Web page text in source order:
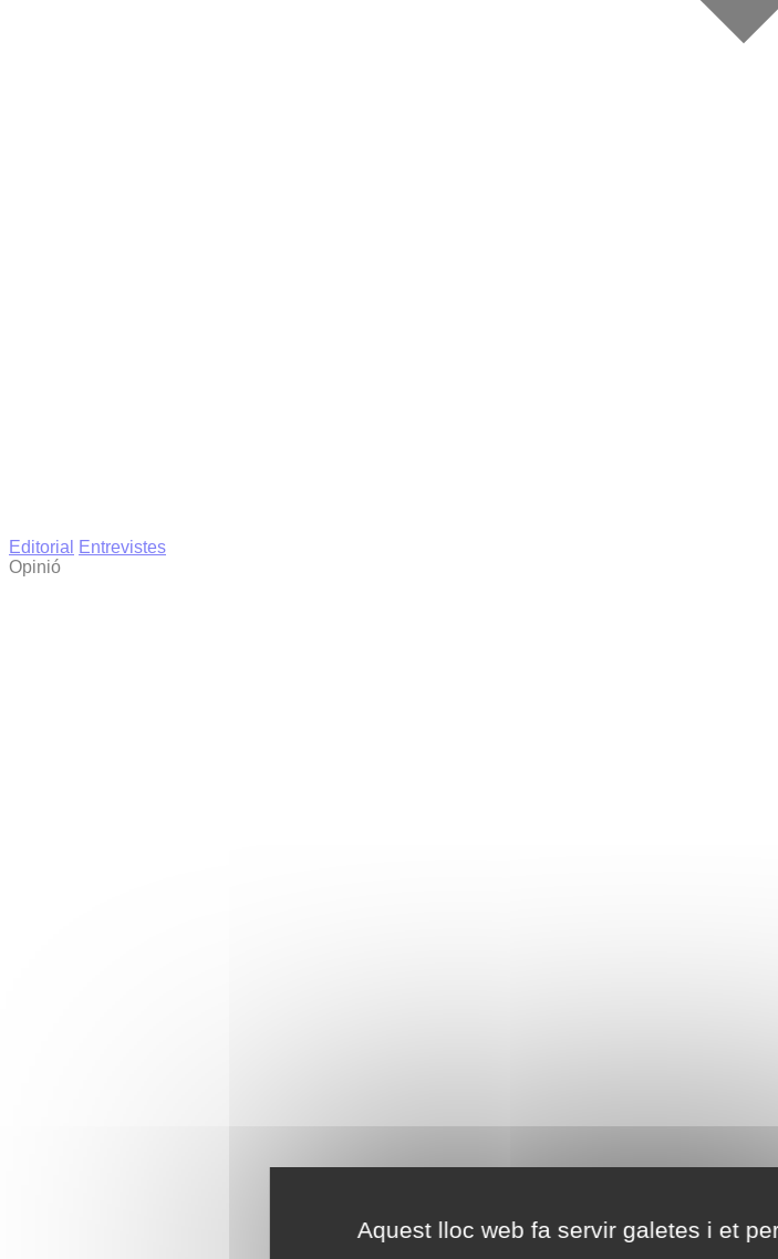
Aquest lloc web fa servir galetes i et
Editorial
Entrevistes
Opinió